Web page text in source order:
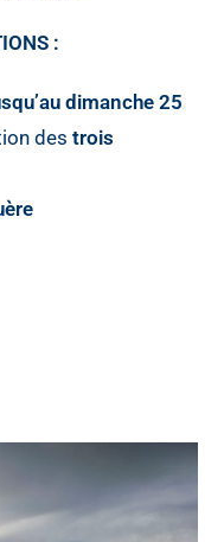
:
dimanche 25
destrois